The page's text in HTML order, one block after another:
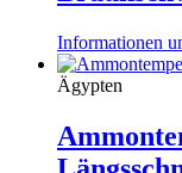
Informationen
Ägypten